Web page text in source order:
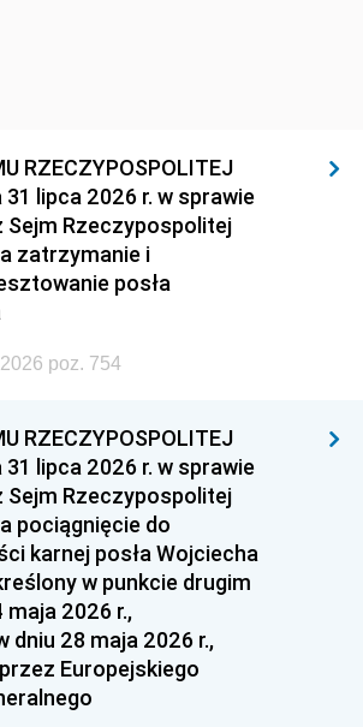
RZECZYPOSPOLITEJ
31 lipca 2026 r. w sprawie
Sejm Rzeczypospolitej
zatrzymanie i
posła
poz. 754
RZECZYPOSPOLITEJ
31 lipca 2026 r. w sprawie
Sejm Rzeczypospolitej
pociągnięcie do
karnej posła Wojciecha
w punkcie drugim
2026 r.,
dniu 28 maja 2026 r.,
Europejskiego